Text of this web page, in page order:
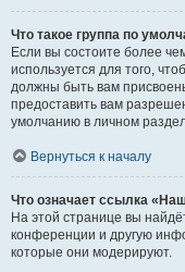
Что такое группа по
Если вы состоите более
используется для того,
должны быть вам
предоставить вам
умолчанию в личном
Вернуться к началу
Что означает ссылка
На этой странице вы
конференции и другую
которые они модерируют.